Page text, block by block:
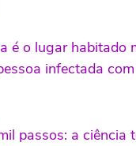
é o lugar habitado
infectada
passos: a ciência